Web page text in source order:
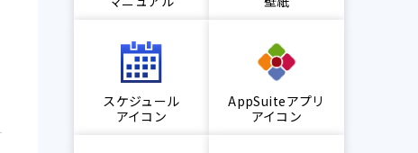
スケジュール
アイコン
AppSuiteアプリ
アイコン